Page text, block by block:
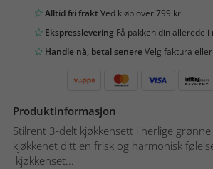
Alltid fri fraktVed kjøp over 799 kr.
Ekspresslevering Få pakken din allerede i
Handle nå, betal senereVelg faktura
Produktinformasjon
Stilrent 3-delt kjøkkensett i herlige
kjøkkenet ditt en frisk og harmonisk
kjøkkenset...